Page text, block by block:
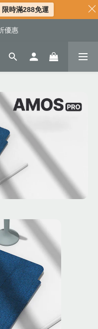
會員立即領取
3折起
優惠
會員立即領取
限時滿288免運